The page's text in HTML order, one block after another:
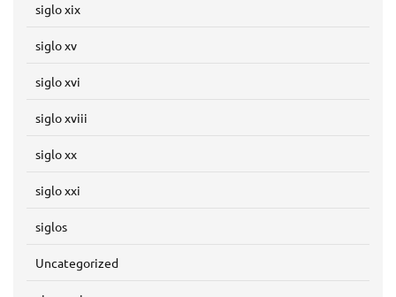
siglo xix
siglo xv
siglo xvi
siglo xviii
siglo xx
siglo xxi
siglos
Uncategorized